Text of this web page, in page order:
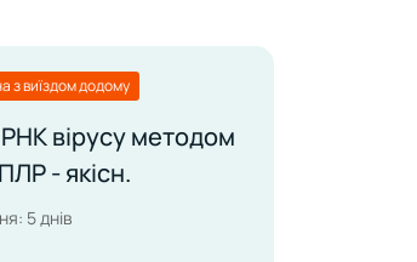
з виїздом додому
вірусу методом
- якісн.
5 днів